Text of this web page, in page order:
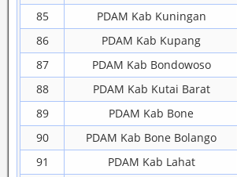
85
PDAM Kab Kuningan
86
PDAM Kab Kupang
87
PDAM Kab Bondowoso
88
PDAM Kab Kutai Barat
89
PDAM Kab Bone
90
PDAM Kab Bone Bolango
91
PDAM Kab Lahat